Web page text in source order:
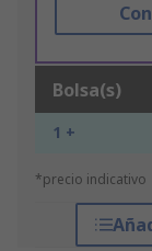
Bolsa(s)
1 +
*precio indicativo